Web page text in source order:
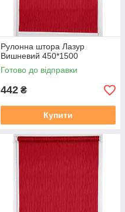
Рулонна штора Лазур
Вишневий 450*1500
Готово до відправки
442 ₴
Купити